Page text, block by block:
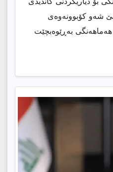
شەو كۆبوونەوەی
بەڕێوەبچێت